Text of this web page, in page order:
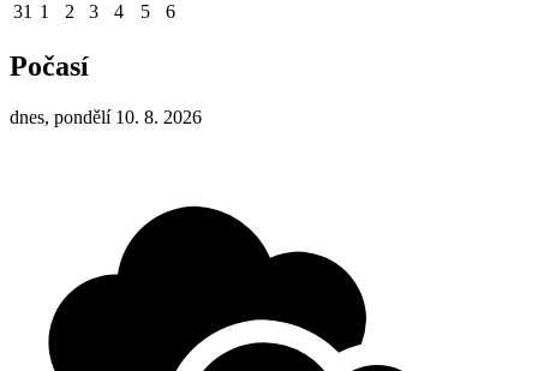
31 1 2 3 4 5 6
Počasí
dnes, pondělí 10. 8. 2026